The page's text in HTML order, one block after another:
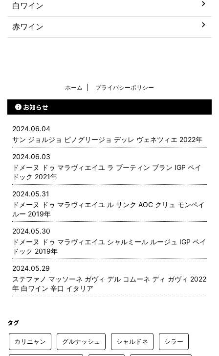
白ワイン
赤ワイン
ホーム プライバシーポリシー
お知らせ
2024.06.04
サン ジョルジョ ピノグリージョ デッレ ヴェネツィエ 2022年
2024.06.03
ドメーヌ ドゥ マラヴィエイユ ラ ブーティン ブラン IGP ペイ
ドック 2021年
2024.05.31
ドメーヌ ドゥ マラヴィエイユ ル サンク AOC クリュ モンペイ
ルー 2019年
2024.05.30
ドメーヌ ドゥ マラヴィエイユ シャルミール ルージュ IGP ペイ
ドック 2019年
2024.05.29
ステファノ マッソーネ ガヴィ デル コムーネ ディ ガヴィ 2022
年 白ワイン 辛口 イタリア
タグ
カリニャン グルナッシュ シャルドネ シラー